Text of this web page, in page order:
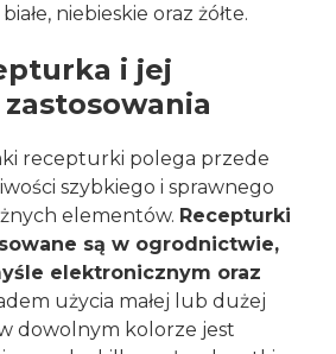
niebieskie oraz żółte.
i jej
recepturki polega przede
szybkiego i sprawnego
elementów. Recepturki
są w ogrodnictwie,
elektronicznym oraz
użycia małej lub dużej
dowolnym kolorze jest